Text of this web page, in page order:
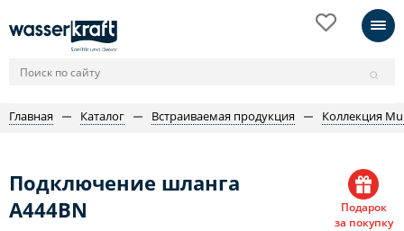
Главная Каталог Встраиваемая продукция Коллекция
Подключение шланга
A444BN
Подарок
за покупку